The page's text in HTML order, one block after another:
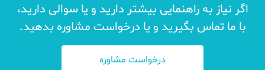
اگر نیاز به راهنمایی بیشتر دارید و یا سوالی دارید،
با ما تماس بگیرید و یا درخواست مشاوره بدهید.
درخواست مشاوره